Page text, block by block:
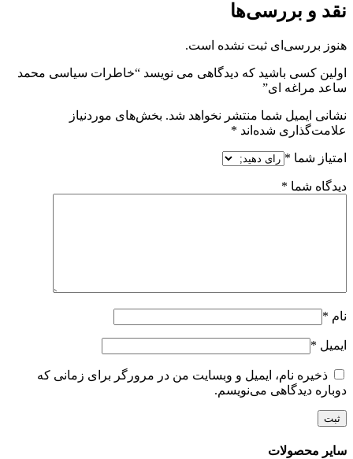
نقد و بررسی‌ها
هنوز بررسی‌ای ثبت نشده است.
اولین کسی باشید که دیدگاهی می نویسد “خاطرات سیاسی محمد
ساعد مراغه ای”
نشانی ایمیل شما منتشر نخواهد شد. بخش‌های موردنیاز
علامت‌گذاری شده‌اند *
امتیاز شما *
دیدگاه شما *
نام *
ایمیل *
ذخیره نام، ایمیل و وبسایت من در مرورگر برای زمانی که
دوباره دیدگاهی می‌نویسم.
سایر محصولات